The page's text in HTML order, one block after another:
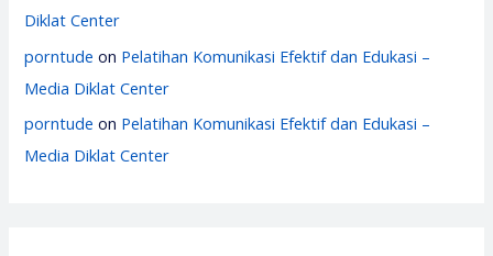
Diklat Center
porntude on Pelatihan Komunikasi Efektif dan Edukasi –
Media Diklat Center
porntude on Pelatihan Komunikasi Efektif dan Edukasi –
Media Diklat Center